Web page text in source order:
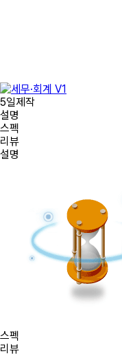
5일제작
설명
스펙
리뷰
설명
스펙
리뷰